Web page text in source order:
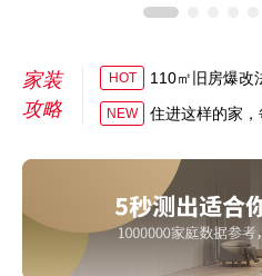
家装
攻略
HOT 110㎡旧房爆改
NEW 住进这样的家，